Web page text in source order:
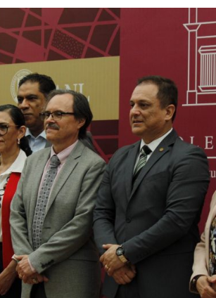
14 noviembre, 2022
ENTORNO VERDE
ENTORNO VERDE Y ANIMALIA
PRESENTES EN EL DÍA DE LOS
MUERTOS FCC, UANL.
2 noviembre, 2022